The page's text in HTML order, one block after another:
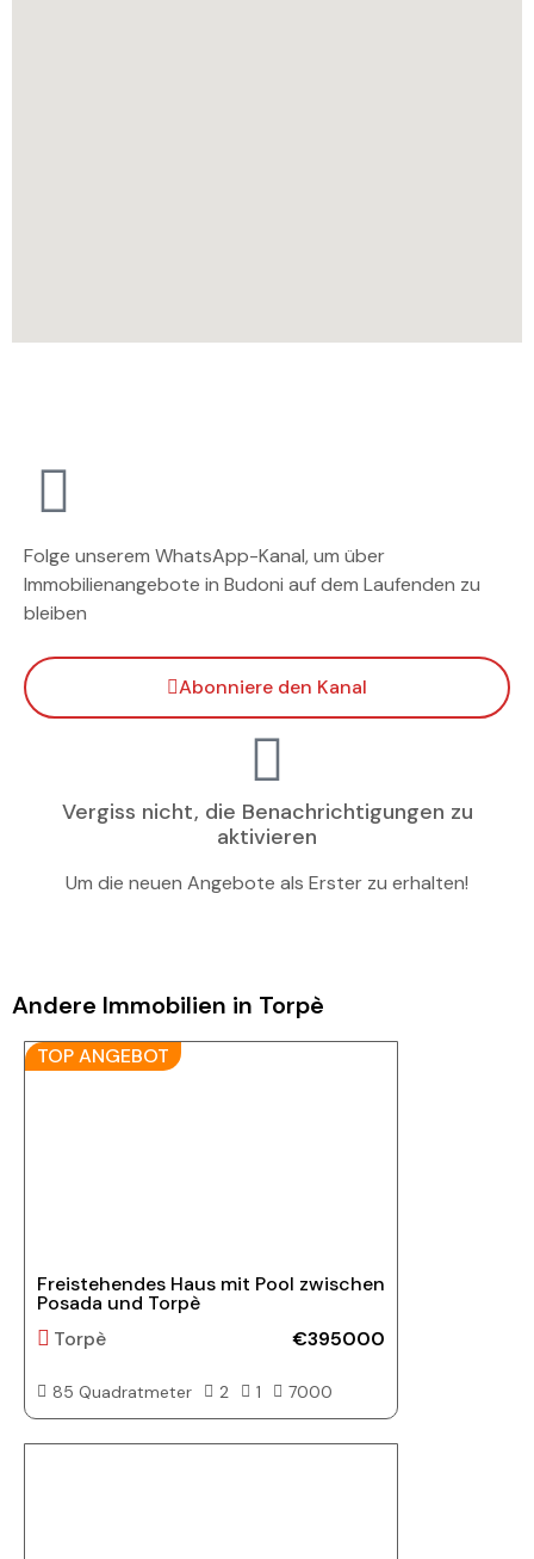
Folge unserem WhatsApp-Kanal, um über
Immobilienangebote in Budoni auf dem Laufenden zu
bleiben
Abonniere den Kanal
Vergiss nicht, die Benachrichtigungen zu
aktivieren
Um die neuen Angebote als Erster zu erhalten!
Andere Immobilien in Torpè
TOP ANGEBOT
Freistehendes Haus mit Pool zwischen
Posada und Torpè
Torpè
€395000
85 Quadratmeter 2 1 7000